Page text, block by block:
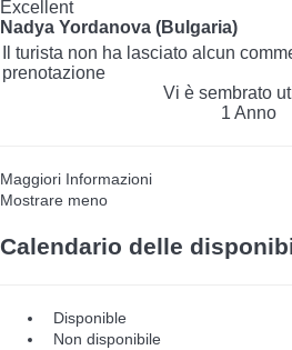
Excellent
Nadya Yordanova (Bulgaria)
Il turista non ha lasciato alcun
prenotazione
Vi è sembrato
1 Anno
Maggiori Informazioni
Mostrare meno
Calendario delle
Disponible
Non disponibile